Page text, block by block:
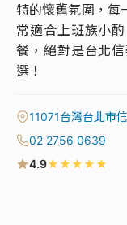
特的懷舊氛圍，每
常適合上班族小
餐，絕對是台北
選！
11071台灣台北市
02 2756 0639
4.9★★★★★